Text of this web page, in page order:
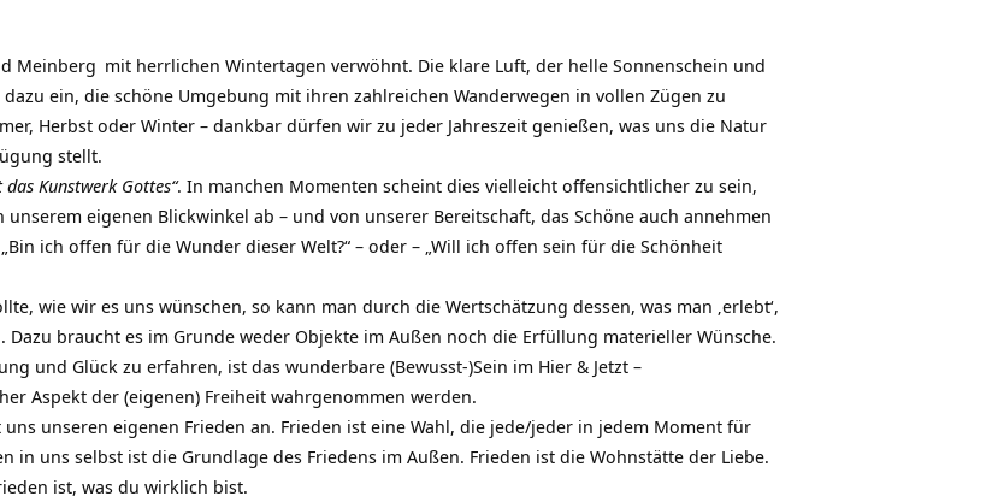
Meinberg mit herrlichen Wintertagen verwöhnt. Die klare Luft, der helle Sonnenschein und
ein, die schöne Umgebung mit ihren zahlreichen Wanderwegen in vollen Zügen zu
Herbst oder Winter – dankbar dürfen wir zu jeder Jahreszeit genießen, was uns die Natur
stellt.
Kunstwerk Gottes“. In manchen Momenten scheint dies vielleicht offensichtlicher zu sein,
eigenen Blickwinkel ab – und von unserer Bereitschaft, das Schöne auch annehmen
ich offen für die Wunder dieser Welt?“ – oder – „Will ich offen sein für die Schönheit
wie wir es uns wünschen, so kann man durch die Wertschätzung dessen, was man ‚erlebt‘,
braucht es im Grunde weder Objekte im Außen noch die Erfüllung materieller Wünsche.
und Glück zu erfahren, ist das wunderbare (Bewusst-)Sein im Hier & Jetzt –
Aspekt der (eigenen) Freiheit wahrgenommen werden.
unseren eigenen Frieden an. Frieden ist eine Wahl, die jede/jeder in jedem Moment für
in uns selbst ist die Grundlage des Friedens im Außen. Frieden ist die Wohnstätte der Liebe.
ist, was du wirklich bist.